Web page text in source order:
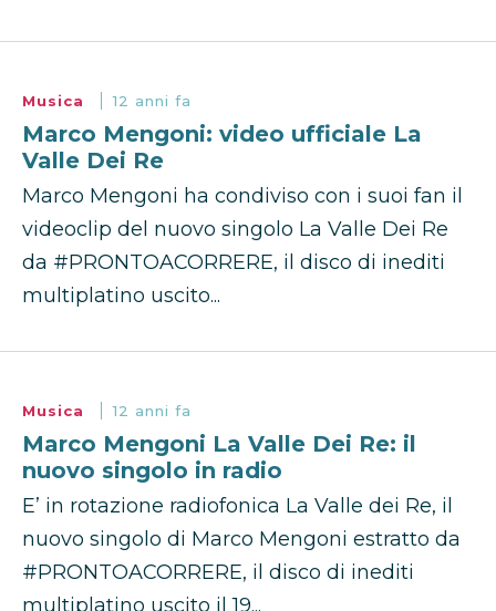
Musica 12 anni fa
Marco Mengoni: video ufficiale La
Valle Dei Re
Marco Mengoni ha condiviso con i suoi fan il
videoclip del nuovo singolo La Valle Dei Re
da #PRONTOACORRERE, il disco di inediti
multiplatino uscito...
Musica 12 anni fa
Marco Mengoni La Valle Dei Re: il
nuovo singolo in radio
E’ in rotazione radiofonica La Valle dei Re, il
nuovo singolo di Marco Mengoni estratto da
#PRONTOACORRERE, il disco di inediti
multiplatino uscito il 19...